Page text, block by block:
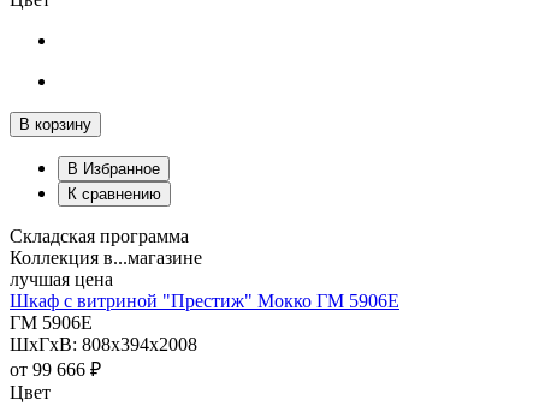
В корзину
В Избранное
К сравнению
Складская программа
Коллекция в...магазине
лучшая цена
Шкаф с витриной "Престиж" Мокко ГМ 5906Е
ГМ 5906Е
ШхГхВ: 808х394х2008
от 99 666 ₽
Цвет